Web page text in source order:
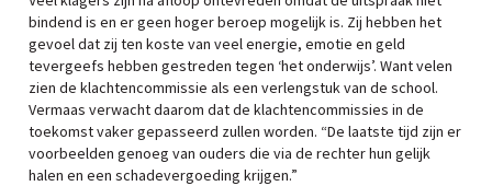
bindend is en er geen hoger beroep mogelijk is. Zij hebben het
gevoel dat zij ten koste van veel energie, emotie en geld
tevergeefs hebben gestreden tegen ‘het onderwijs’. Want velen
zien de klachtencommissie als een verlengstuk van de school.
Vermaas verwacht daarom dat de klachtencommissies in de
toekomst vaker gepasseerd zullen worden. “De laatste tijd zijn er
voorbeelden genoeg van ouders die via de rechter hun gelijk
halen en een schadevergoeding krijgen.”